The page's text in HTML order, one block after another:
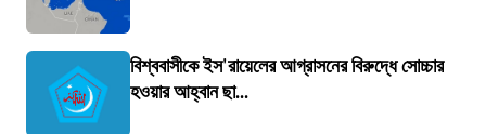
বিশ্ববাসীকে ইস'রায়েলের আগ্রাসনের বিরুদ্ধে সোচ্চার
হওয়ার আহ্বান ছা...